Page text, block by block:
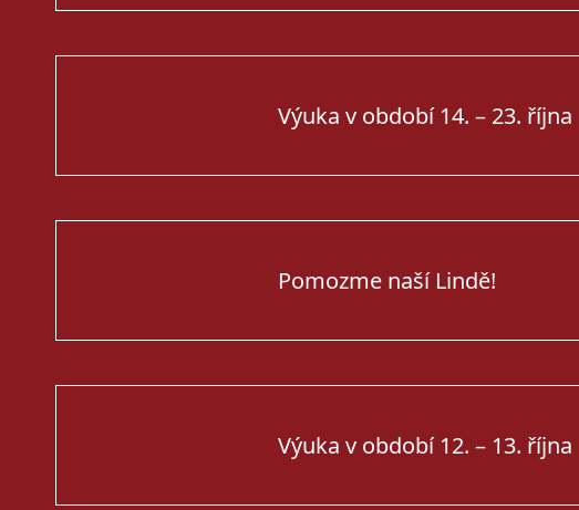
Výuka v období 14. – 23. října
Pomozme naší Lindě!
Výuka v období 12. – 13. října